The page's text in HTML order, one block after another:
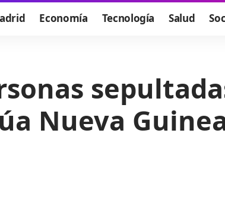
Economía Tecnología Salud
Nueva